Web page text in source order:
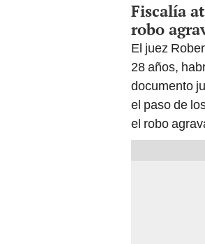
Fiscalía
robo
El juez
28 años,
documento
el paso de
el robo